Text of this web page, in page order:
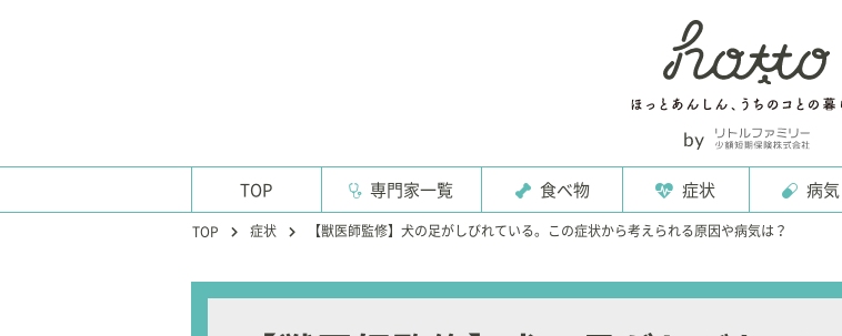
TOP 専門家一覧 食べ物 症状 病気
TOP 症状 【獣医師監修】犬の足がしびれている。この症状から考えられる原因や病気は？